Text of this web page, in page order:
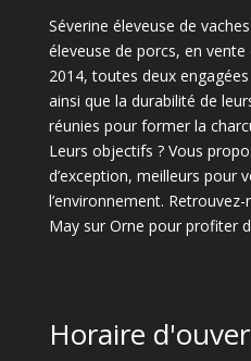
Séverine éleveuse de
éleveuse de porcs, en
2014, toutes deux
ainsi que la durabilité de
réunies pour former la
Leurs objectifs ? Vous
d’exception, meilleurs pour
l’environnement.
May sur Orne pour profiter
Horaire